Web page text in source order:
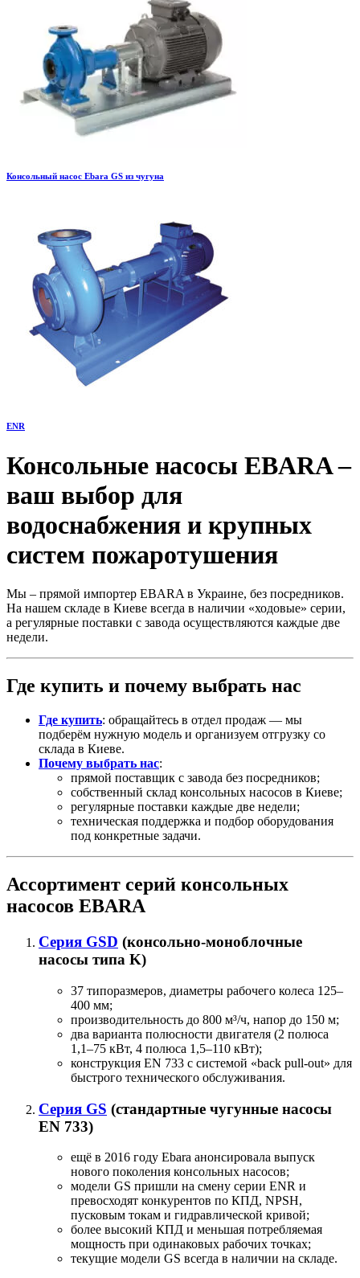
Консольный насос Ebara GS из чугуна
ENR
Консольные насосы EBARA –
ваш выбор для
водоснабжения и крупных
систем пожаротушения
Мы – прямой импортер EBARA в Украине, без посредников.
На нашем складе в Киеве всегда в наличии «ходовые» серии,
а регулярные поставки с завода осуществляются каждые две
недели.
Где купить и почему выбрать нас
Где купить: обращайтесь в отдел продаж — мы
подберём нужную модель и организуем отгрузку со
склада в Киеве.
Почему выбрать нас:
прямой поставщик с завода без посредников;
собственный склад консольных насосов в Киеве;
регулярные поставки каждые две недели;
техническая поддержка и подбор оборудования
под конкретные задачи.
Ассортимент серий консольных
насосов EBARA
Серия GSD (консольно-моноблочные
насосы типа K)
37 типоразмеров, диаметры рабочего колеса 125–
400 мм;
производительность до 800 м³/ч, напор до 150 м;
два варианта полюсности двигателя (2 полюса
1,1–75 кВт, 4 полюса 1,5–110 кВт);
конструкция EN 733 с системой «back pull-out» для
быстрого технического обслуживания.
Серия GS (стандартные чугунные насосы
EN 733)
ещё в 2016 году Ebara анонсировала выпуск
нового поколения консольных насосов;
модели GS пришли на смену серии ENR и
превосходят конкурентов по КПД, NPSH,
пусковым токам и гидравлической кривой;
более высокий КПД и меньшая потребляемая
мощность при одинаковых рабочих точках;
текущие модели GS всегда в наличии на складе.